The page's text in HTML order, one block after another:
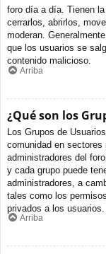
foro día a día. Tienen
cerrarlos, abrirlos,
moderan.
que los usuarios se
contenido malicioso.
Arriba
¿Qué son los
Los Grupos de
comunidad en
administradores del
y cada grupo puede
administradores, a
tales como los
privados a los usuarios.
Arriba